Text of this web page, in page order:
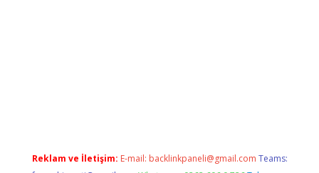
Reklam ve İletişim: E-mail: backlinkpaneli@gmail.com Teams: